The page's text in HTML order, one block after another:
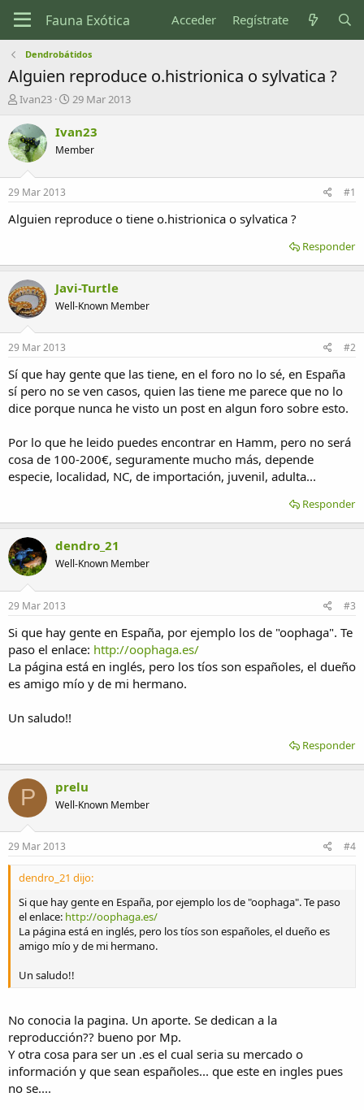
Acceder Regístrate
Dendrobátidos
Alguien reproduce o.histrionica o sylvatica ?
I
i
c
i
d
o
r
d
e
m
a
Ivan23
F
c
a
n
29 Mar 2013
Ivan23
Member
29 Mar 2013 #1
Alguien reproduce o tiene o.histrionica o sylvatica ?
Responder
Javi-Turtle
Well-Known Member
29 Mar 2013 #2
Sí que hay gente que las tiene, en el foro no lo sé, en España
sí pero no se ven casos, quien las tiene me parece que no lo
dice porque nunca he visto un post en algun foro sobre esto.
Por lo que he leido puedes encontrar en Hamm, pero no será
cosa de 100-200€, seguramente mucho más, depende
especie, localidad, NC, de importación, juvenil, adulta...
Responder
dendro_21
Well-Known Member
29 Mar 2013 #3
Si que hay gente en España, por ejemplo los de "oophaga". Te
paso el enlace: http://oophaga.es/
La página está en inglés, pero los tíos son españoles, el dueño
es amigo mío y de mi hermano.
Un saludo!!
Responder
P prelu
Well-Known Member
29 Mar 2013 #4
dendro_21 dijo:
Si que hay gente en España, por ejemplo los de "oophaga". Te paso
el enlace: http://oophaga.es/
La página está en inglés, pero los tíos son españoles, el dueño es
amigo mío y de mi hermano.
Un saludo!!
No conocia la pagina. Un aporte. Se dedican a la
reproducción?? bueno por Mp.
Y otra cosa para ser un .es el cual seria su mercado o
información y que sean españoles... que este en ingles pues
no se....